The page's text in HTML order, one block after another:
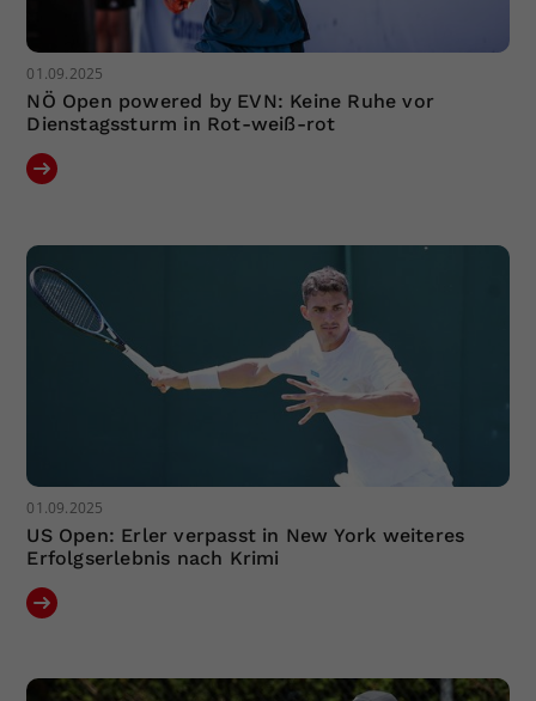
01.09.2025
NÖ Open powered by EVN: Keine Ruhe vor
Dienstagssturm in Rot-weiß-rot
01.09.2025
US Open: Erler verpasst in New York weiteres
Erfolgserlebnis nach Krimi